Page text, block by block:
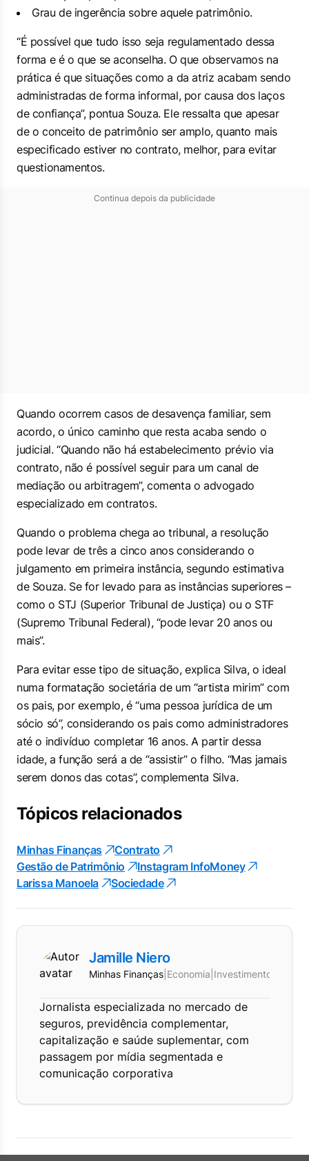
Grau de ingerência sobre aquele patrimônio.
“É possível que tudo isso seja regulamentado dessa
forma e é o que se aconselha. O que observamos na
prática é que situações como a da atriz acabam sendo
administradas de forma informal, por causa dos laços
de confiança”, pontua Souza. Ele ressalta que apesar
de o conceito de patrimônio ser amplo, quanto mais
especificado estiver no contrato, melhor, para evitar
questionamentos.
Continua depois da publicidade
Quando ocorrem casos de desavença familiar, sem
acordo, o único caminho que resta acaba sendo o
judicial. “Quando não há estabelecimento prévio via
contrato, não é possível seguir para um canal de
mediação ou arbitragem”, comenta o advogado
especializado em contratos.
Quando o problema chega ao tribunal, a resolução
pode levar de três a cinco anos considerando o
julgamento em primeira instância, segundo estimativa
de Souza. Se for levado para as instâncias superiores –
como o STJ (Superior Tribunal de Justiça) ou o STF
(Supremo Tribunal Federal), “pode levar 20 anos ou
mais”.
Para evitar esse tipo de situação, explica Silva, o ideal
numa formatação societária de um “artista mirim” com
os pais, por exemplo, é “uma pessoa jurídica de um
sócio só”, considerando os pais como administradores
até o indivíduo completar 16 anos. A partir dessa
idade, a função será a de “assistir” o filho. “Mas jamais
serem donos das cotas”, complementa Silva.
Tópicos relacionados
Minhas Finanças
Contrato
Gestão de Patrimônio
Instagram InfoMoney
Larissa Manoela
Sociedade
Jamille Niero
Minhas Finanças Economia Investimentos
Jornalista especializada no mercado de
seguros, previdência complementar,
capitalização e saúde suplementar, com
passagem por mídia segmentada e
comunicação corporativa